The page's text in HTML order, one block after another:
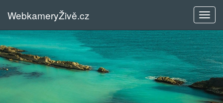
menu
WebkameryŽivě.cz